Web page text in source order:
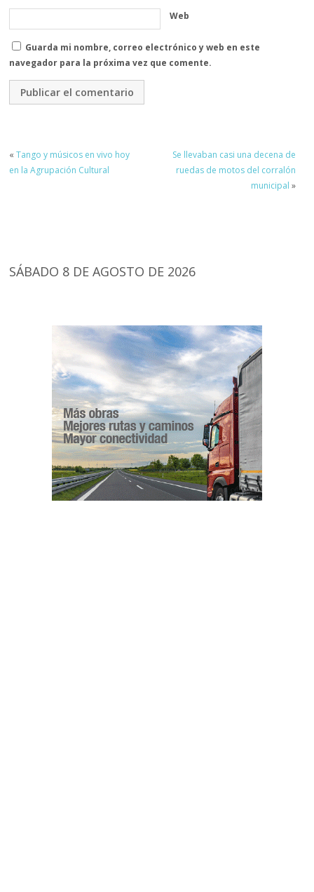
Web
Guarda mi nombre, correo electrónico y web en este
navegador para la próxima vez que comente.
«Tango y músicos en vivo hoy
en la Agrupación Cultural
Se llevaban casi una decena de
ruedas de motos del corralón
municipal »
SÁBADO 8 DE AGOSTO DE 2026